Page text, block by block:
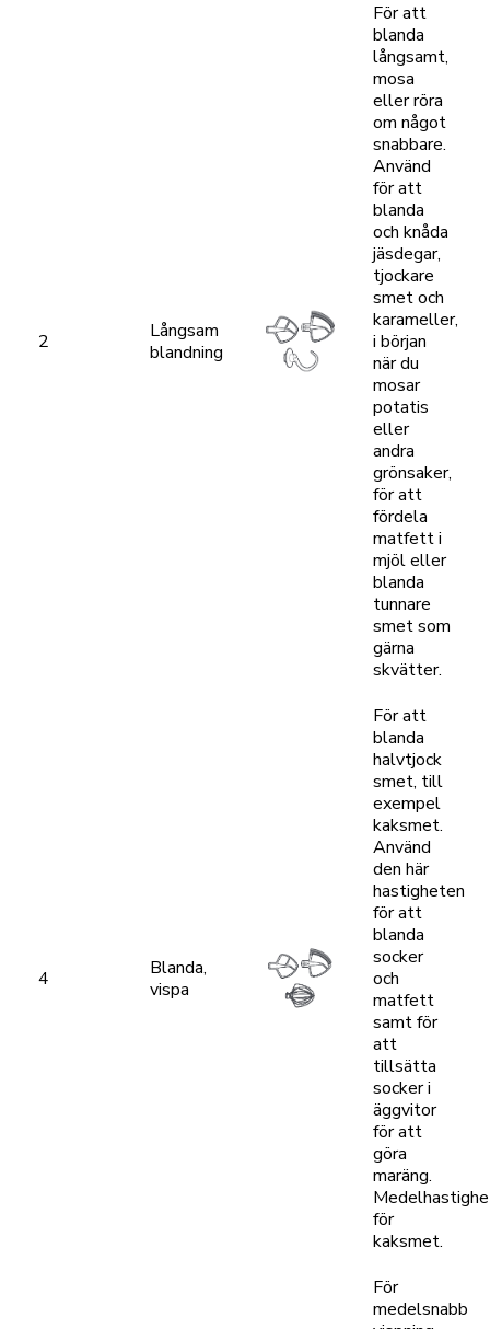
2
Långsam
blandning
För att
blanda
långsamt,
mosa
eller röra
om något
snabbare.
Använd
för att
blanda
och knåda
jäsdegar,
tjockare
smet och
karameller,
i början
när du
mosar
potatis
eller
andra
grönsaker,
för att
fördela
matfett i
mjöl eller
blanda
tunnare
smet som
gärna
skvätter.
4
Blanda,
vispa
För att
blanda
halvtjock
smet, till
exempel
kaksmet.
Använd
den här
hastigheten
för att
blanda
socker
och
matfett
samt för
att
tillsätta
socker i
äggvitor
för att
göra
maräng.
för
kaksmet.
För
medelsnabb